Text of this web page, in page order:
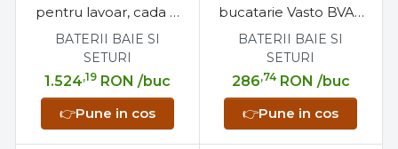
pentru lavoar, cada si
coloana dus,
economie apa, Ferro,
Verdeline Cassino
BATERII BAIE SI
SETURI
1.524,19 RON /buc
👉Pune in cos
bucatarie Vasto BVA8
cu dus extractabil
BATERII BAIE SI
SETURI
286,74 RON /buc
👉Pune in cos